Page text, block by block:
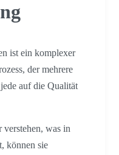
ist ein komplexer
der mehrere
auf die Qualität
was in
können sie